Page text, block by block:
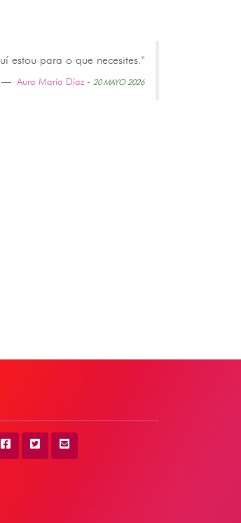
estou para o que necesites."
Aura María Díaz - 20 MAYO 2026